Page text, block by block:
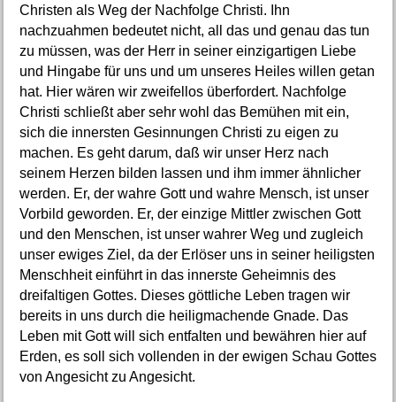
Christen als Weg der Nachfolge Christi. Ihn
nachzuahmen bedeutet nicht, all das und genau das tun
zu müssen, was der Herr in seiner einzigartigen Liebe
und Hingabe für uns und um unseres Heiles willen getan
hat. Hier wären wir zweifellos überfordert. Nachfolge
Christi schließt aber sehr wohl das Bemühen mit ein,
sich die innersten Gesinnungen Christi zu eigen zu
machen. Es geht darum, daß wir unser Herz nach
seinem Herzen bilden lassen und ihm immer ähnlicher
werden. Er, der wahre Gott und wahre Mensch, ist unser
Vorbild geworden. Er, der einzige Mittler zwischen Gott
und den Menschen, ist unser wahrer Weg und zugleich
unser ewiges Ziel, da der Erlöser uns in seiner heiligsten
Menschheit einführt in das innerste Geheimnis des
dreifaltigen Gottes. Dieses göttliche Leben tragen wir
bereits in uns durch die heiligmachende Gnade. Das
Leben mit Gott will sich entfalten und bewähren hier auf
Erden, es soll sich vollenden in der ewigen Schau Gottes
von Angesicht zu Angesicht.